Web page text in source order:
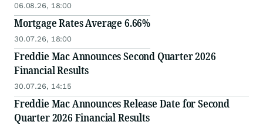
06.08.26, 18:00
Mortgage Rates Average 6.66%
30.07.26, 18:00
Freddie Mac Announces Second Quarter 2026
Financial Results
30.07.26, 14:15
Freddie Mac Announces Release Date for Second
Quarter 2026 Financial Results